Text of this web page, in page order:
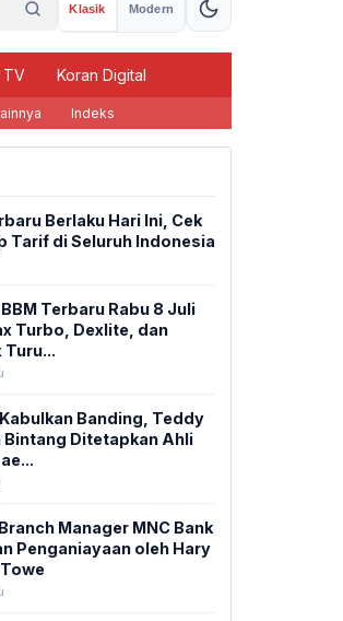
Klasik Modern
TV Koran Digital
Indeks
Berlaku Hari Ini, Cek
Tarif di Seluruh Indonesia
Terbaru Rabu 8 Juli
Turbo, Dexlite, dan
Turu...
Banding, Teddy
Bintang Ditetapkan Ahli
Manager MNC Bank
Penganiayaan oleh Hary